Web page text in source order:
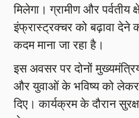
मिलेगा। ग्रामीण और पर्वतीय
इंफ्रास्ट्रक्चर को बढ़ावा देने
कदम माना जा रहा है।
इस अवसर पर दोनों
और युवाओं के भविष्य को
दिए। कार्यक्रम के दौरान